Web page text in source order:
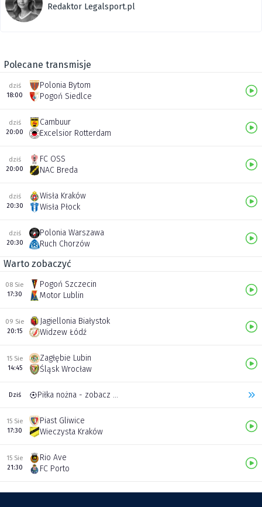
Redaktor Legalsport.pl
Polecane transmisje
dziś
18:00
Polonia Bytom
Pogoń Siedlce
dziś
20:00
Cambuur
Excelsior Rotterdam
dziś
20:00
FC OSS
NAC Breda
dziś
20:30
Wisła Kraków
Wisła Płock
dziś
20:30
Polonia Warszawa
Ruch Chorzów
Warto zobaczyć
08 Sie
17:30
Pogoń Szczecin
Motor Lublin
09 Sie
20:15
Jagiellonia Białystok
Widzew Łódź
15 Sie
14:45
Zagłębie Lubin
Śląsk Wrocław
Dziś Piłka nożna - zobacz inne transmisje
15 Sie
17:30
Piast Gliwice
Wieczysta Kraków
15 Sie
21:30
Rio Ave
FC Porto